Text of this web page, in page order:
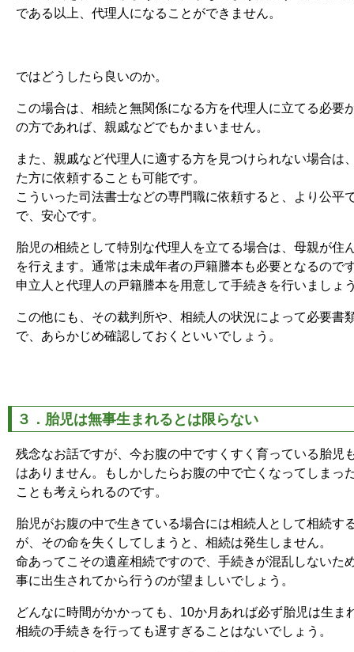
である以上、代理人になることができません。
ではどうしたら良いのか。
この場合は、相続と無関係になる方を代理人に立てる必要
の方であれば、親戚などでもかまいません。
また、親戚など代理人に適する方を見つけられない場合は
た方に依頼することも可能です。
こういった司法書士などの専門職に依頼すると、より公平
で、安心です。
胎児の相続として特別な代理人を立てる場合は、母親が住
を行えます。通常は未成年者の戸籍謄本も必要となるので
申立人と代理人の戸籍謄本を用意して手続きを行いましょ
この他にも、その裁判所や、相続人の状況によって必要書
で、あらかじめ確認しておくといいでしょう。
３．胎児は無事生まれるとは限らない
残念なお話ですが、今お腹の中ですくすく育っている胎児
はありません。もしかしたらお腹の中で亡くなってしまっ
ことも考えられるのです。
胎児がお腹の中で生きている場合には相続人として相続す
が、その命を失くしてしまうと、相続は発生しません。
命あってこその遺産相続ですので、手続きが混乱しないた
事に出生されてから行うのが望ましいでしょう。
どんなに時間がかかっても、10か月あれば必ず胎児は生ま
相続の手続きを行っても遅すぎることはないでしょう。